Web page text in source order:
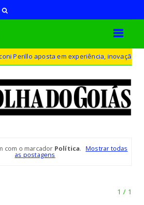
aposta em experiência, inovação e
com o marcador Política. Mostrar todas
as postagens
1 / 1